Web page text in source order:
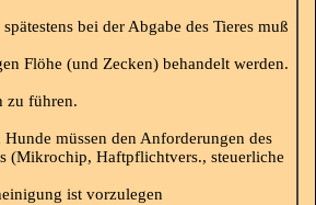
bei der Abgabe des Tieres muß
Flöhe (und Zecken) behandelt werden.
zu führen.
müssen den Anforderungen des
(Mikrochip, Haftpflichtvers., steuerliche
ist vorzulegen